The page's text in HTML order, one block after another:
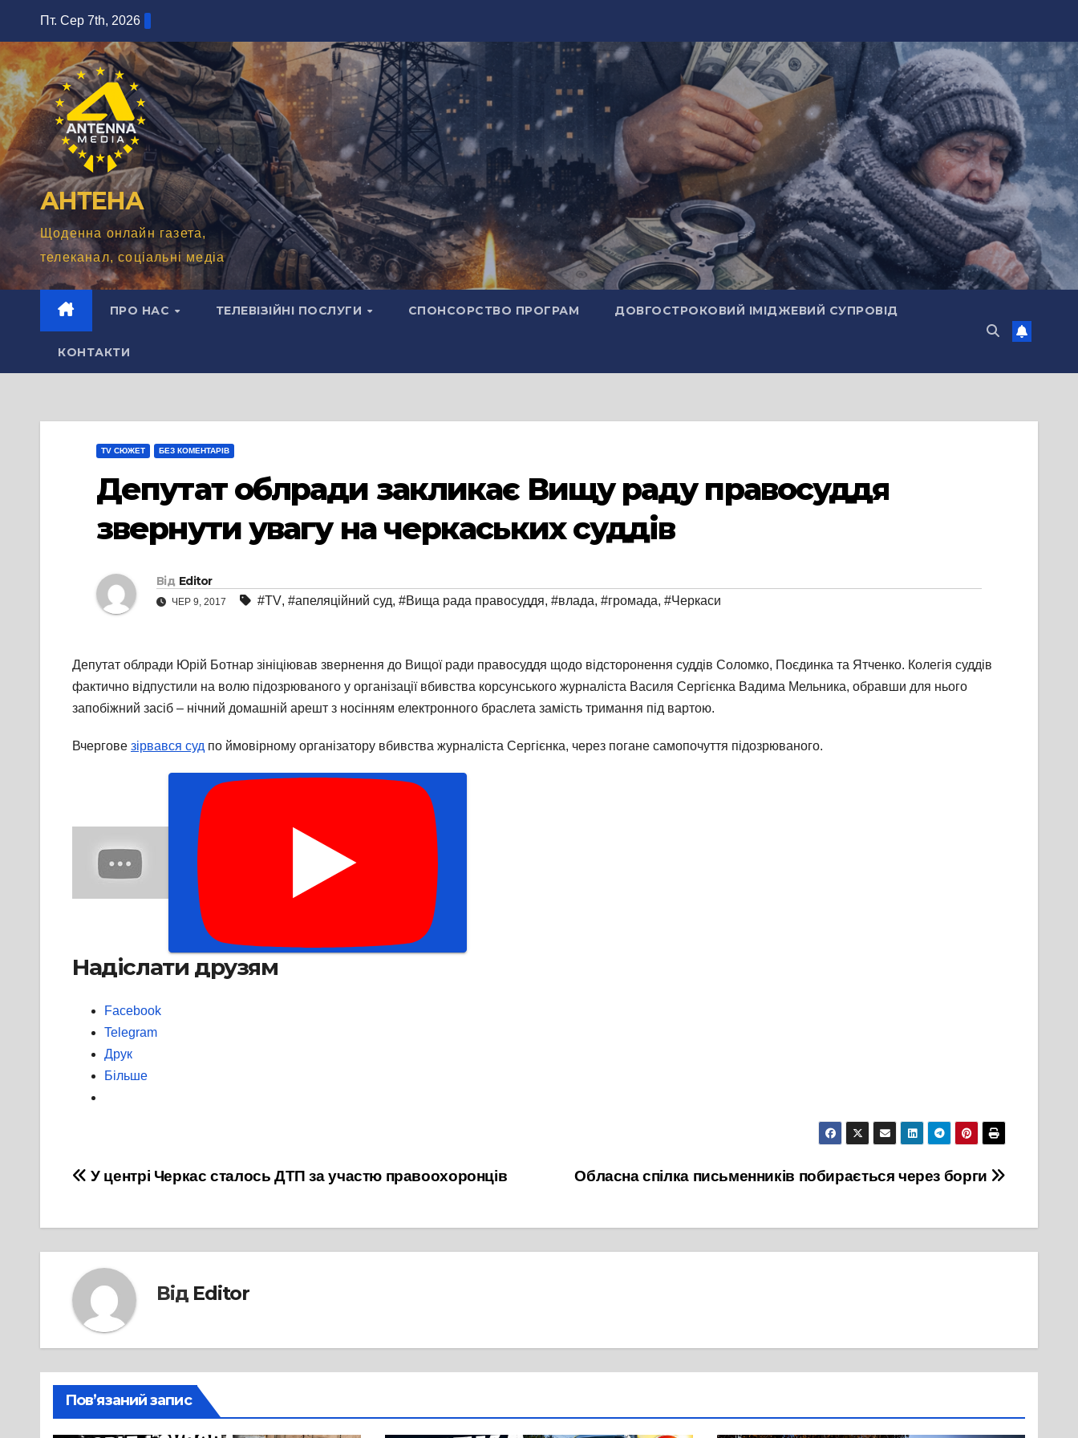
вмісту
Пт. Сер 7th, 2026
АНТЕНА
Щоденна онлайн газета,
телеканал, соціальні медіа
ПРО НАС ТЕЛЕВІЗІЙНІ ПОСЛУГИ СПОНСОРСТВО ПРОГРАМ ДОВГОСТРОКОВИЙ ІМІДЖЕВИЙ СУПРОВІД
КОНТАКТИ
TV СЮЖЕТ БЕЗ КОМЕНТАРІВ
Депутат облради закликає Вищу раду правосуддя
звернути увагу на черкаських суддів
Від Editor
ЧЕР 9, 2017 #TV, #апеляційний суд, #Вища рада правосуддя, #влада, #громада, #Черкаси
Депутат облради Юрій Ботнар зініціював звернення до Вищої ради правосуддя щодо відсторонення суддів Соломко, Поєдинка та Ятченко. Колегія суддів
фактично відпустили на волю підозрюваного у організації вбивства корсунського журналіста Василя Сергієнка Вадима Мельника, обравши для нього
запобіжний засіб – нічний домашній арешт з носінням електронного браслета замість тримання під вартою.
Вчергове зірвався суд по ймовірному організатору вбивства журналіста Сергієнка, через погане самопочуття підозрюваного.
Надіслати друзям
Facebook
Telegram
Друк
Більше
Навігація
Обласна спілка письменників побирається через борги
У центрі Черкас сталось ДТП за участю правоохоронців
Від Editor
Пов’язаний запис